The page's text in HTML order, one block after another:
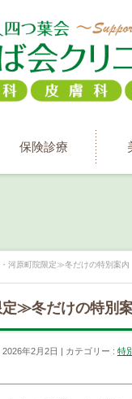
保険診療
河原町院限定≫冬だけの特別案
≫冬だけの特別
年2月2日 カテゴリー : 特